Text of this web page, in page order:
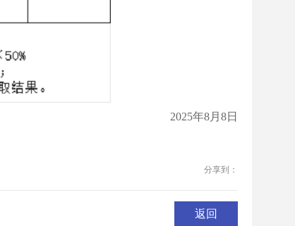
2025年8月8日
分享到：
返回